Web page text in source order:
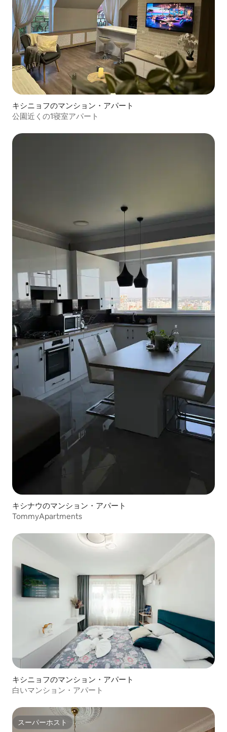
キシニョフのマンション・アパート
公園近くの1寝室アパート
キシナウのマンション・アパート
TommyApartments
キシニョフのマンション・アパート
白いマンション・アパート
スーパーホスト
スーパーホスト